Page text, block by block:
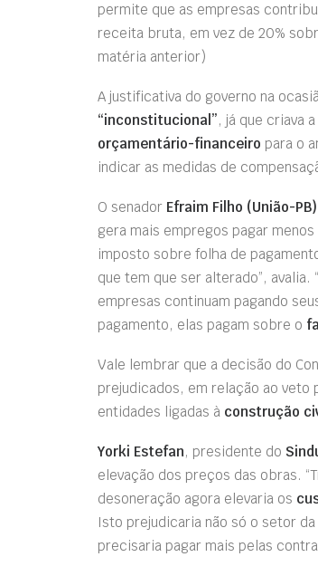
permite que as empresas
receita bruta, em vez de 20%
matéria anterior)
A justificativa do governo na
“inconstitucional”, já que criava
orçamentário-financeiro para o
indicar as medidas de
O senador Efraim Filho (União-PB)
gera mais empregos pagar
imposto sobre folha de
que tem que ser alterado”,
empresas continuam pagando
pagamento, elas pagam sobre o
Vale lembrar que a decisão do
prejudicados, em relação ao veto
entidades ligadas à construção
Yorki Estefan, presidente do
elevação dos preços das obras.
desoneração agora elevaria os
Isto prejudicaria não só o setor
precisaria pagar mais pelas